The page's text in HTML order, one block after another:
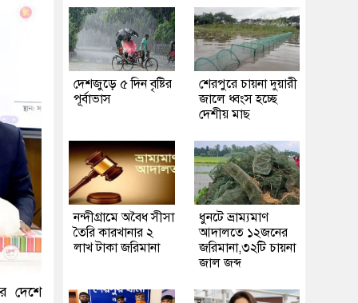
দেশে
দেশজুড়ে ৫ দিন বৃষ্টির
পূর্বাভাস
শেরপুরে চায়না দুয়ারী
জালে ধ্বংস হচ্ছে
দেশীয় মাছ
নন্দীগ্রামে অবৈধ সীসা
তৈরি কারখানার ২
লাখ টাকা জরিমানা
ধুনটে ভ্রাম্যমাণ
আদালতে ১২জনের
জরিমানা,৩২টি চায়না
জাল জব্দ